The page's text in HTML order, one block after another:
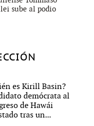
sube al podio
es Kirill Basin?
demócrata al
de Hawái
tras un...